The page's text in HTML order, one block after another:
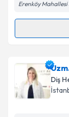
Erenköy
Dr.
oluşturun.
takvim
Diş